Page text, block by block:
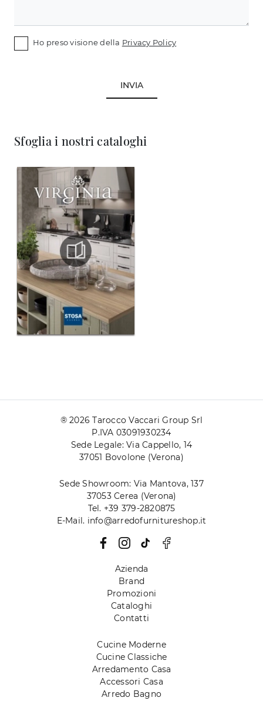
Sfoglia i nostri cataloghi
Ho preso visione della Privacy Policy
INVIA
® 2026 Tarocco Vaccari Group Srl
P.IVA 03091930234
Sede Legale: Via Cappello, 14
37051 Bovolone (Verona)
Sede Showroom: Via Mantova, 137
37053 Cerea (Verona)
Tel. +39 379-2820875
E-Mail. info@arredofurnitureshop.it
Azienda
Brand
Promozioni
Cataloghi
Contatti
Cucine Moderne
Cucine Classiche
Arredamento Casa
Accessori Casa
Arredo Bagno